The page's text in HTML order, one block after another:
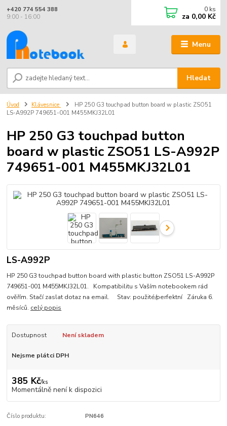
Menu
Hledat
+420 774 554 388
9:00 - 16:00
0 ks
za 0,00 Kč
Úvod Klávesnice
HP 250 G3 touchpad button board w plastic ZSO51
LS-A992P 749651-001 M455MKJ32L01
HP 250 G3 touchpad button
board w plastic ZSO51 LS-A992P
749651-001 M455MKJ32L01
LS-A992P
HP 250 G3 touchpad button board with plastic button ZSO51 LS-A992P
749651-001 M455MKJ32L01. Kompatibilitu s Vaším notebookem rád
ověřím. Stačí zaslat dotaz na email. Stav: použité/perfektní Záruka 6.
měsíců. celý popis
Dostupnost Není skladem
Nejsme plátci DPH
385 Kč/ks
Momentálně není k dispozici
Číslo produktu: PN646